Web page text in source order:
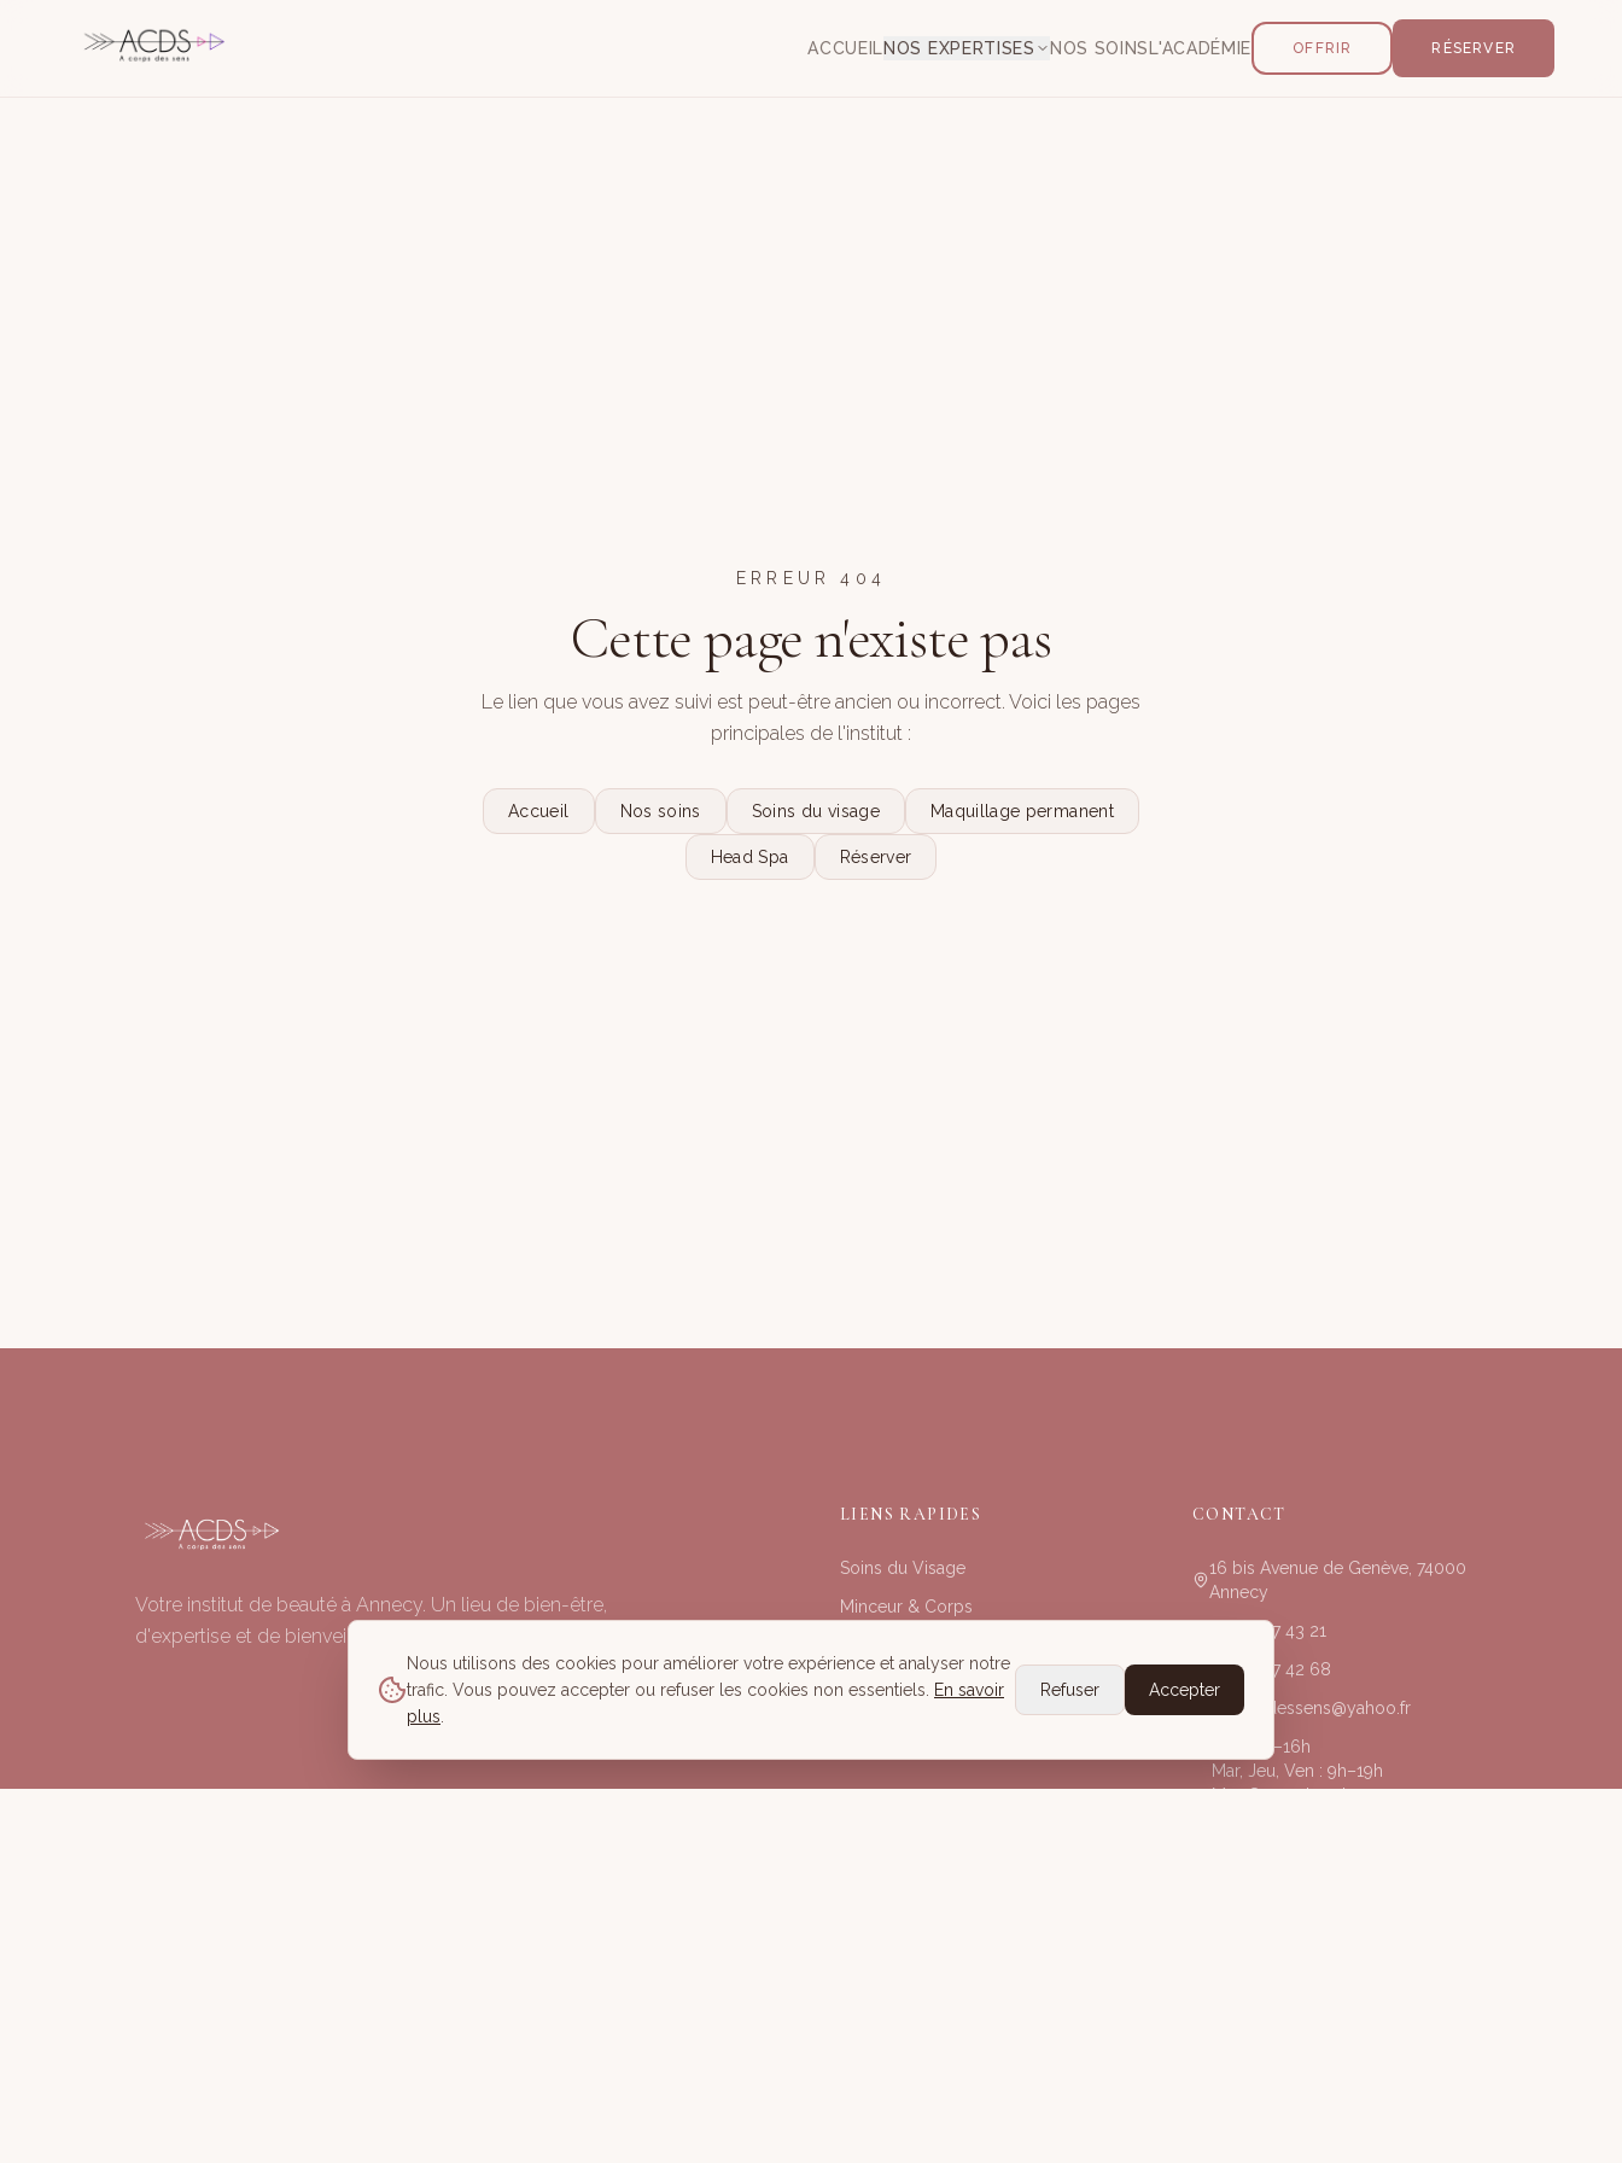
ACCUEIL NOS EXPERTISES NOS SOINS L'ACADÉMIE OFFRIR RÉSERVER
ERREUR 404
Cette page n'existe pas
Le lien que vous avez suivi est peut-être ancien ou incorrect. Voici les pages
principales de l'institut :
Accueil Nos soins Soins du visage Maquillage permanent
Head Spa Réserver
Votre institut de beauté à Annecy. Un lieu de bien-être,
d'expertise et de bienveillance depuis 2006.
LIENS RAPIDES
Soins du Visage
Minceur & Corps
Tous nos Soins
CONTACT
16 bis Avenue de Genève, 74000
Annecy
04 50 67 43 21
06 20 77 42 68
acorpsdessens@yahoo.fr
Lun : 9h–16h
Mar, Jeu, Ven : 9h–19h
Mer, Sam : 9h–13h
Nous utilisons des cookies pour améliorer votre expérience et analyser notre
trafic. Vous pouvez accepter ou refuser les cookies non essentiels.
En savoir
plus
Refuser Accepter